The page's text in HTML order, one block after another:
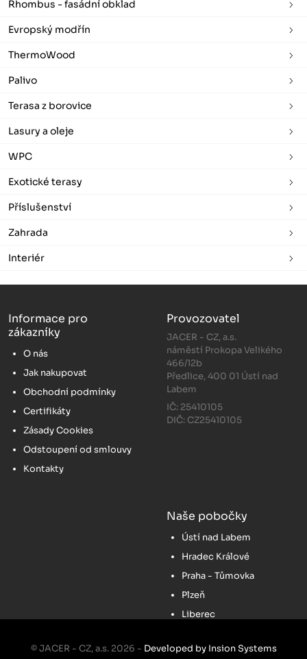
Rhombus - fasádní obklad
Evropský modřín
ThermoWood
Palivo
Terasa z borovice
Lasury a oleje
WPC
Exotické terasy
Příslušenství
Zahrada
Interiér
Informace pro
zákazníky
O nás
Jak nakupovat
Obchodní podmínky
Certifikáty
Zásady Cookies
Odstoupení od smlouvy
Kontakty
Provozovatel
JACER - CZ, a.s.
náměstí Prokopa Velikého
466/12b
Předlice, 400 01 Ústí nad
Labem
IČ: 25410105
DIČ: CZ25410105
Naše pobočky
Ústí nad Labem
Hradec Králové
Praha - Tůmovka
Plzeň
Liberec
© JACER - CZ, a.s. 2026 - Developed by Insion Systems